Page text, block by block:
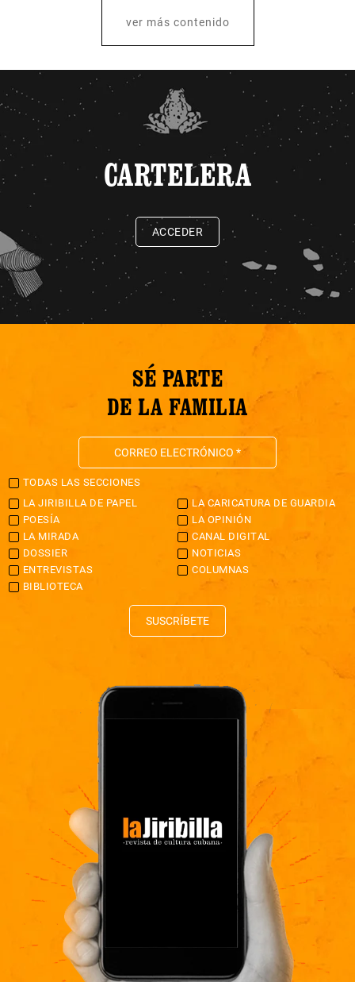
ver más contenido
CARTELERA
ACCEDER
SÉ PARTE
DE LA FAMILIA
TODAS LAS SECCIONES
LA JIRIBILLA DE PAPEL
LA CARICATURA DE GUARDIA
POESÍA
LA OPINIÓN
LA MIRADA
CANAL DIGITAL
DOSSIER
NOTICIAS
ENTREVISTAS
COLUMNAS
BIBLIOTECA
SUSCRÍBETE